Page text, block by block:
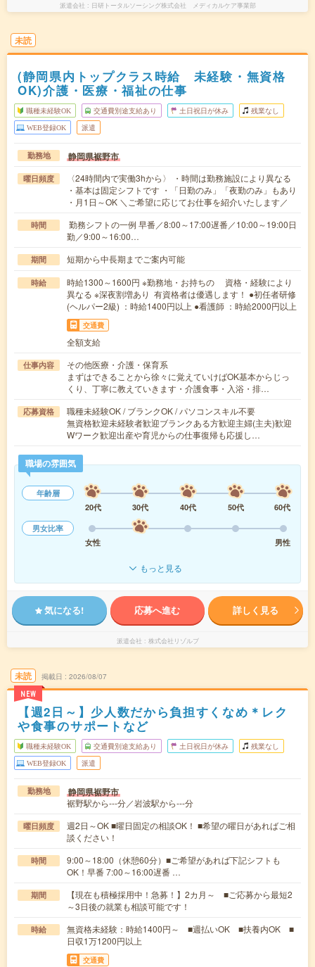
派遣会社 日研トータルソーシング株式会社 メディカルケア事業部
未読
(静岡県内トップクラス時給 未経験・無資格
OK)介護・医療・福祉の仕事
職種未経験OK 交通費別途支給あり 土日祝日が休み 残業なし
WEB登録OK 派遣
勤務地 静岡県裾野市
曜日頻度
〈24時間内で実働3hから〉 ・時間は勤務施設により異なる
・基本は固定シフトです ・「日勤のみ」「夜勤のみ」もあり
・月1日～OK ＼ご希望に応じてお仕事を紹介いたします／
時間
勤務シフトの一例 早番／8:00～17:00遅番／10:00～19:00日
勤／9:00～16:00…
期間 短期から中長期までご案内可能
時給
時給1300～1600円 ※勤務地・お持ちの 資格・経験により
異なる ※深夜割増あり 有資格者は優遇します！ ●初任者研修
(ヘルパー2級) ：時給1400円以上 ●看護師 ：時給2000円以上
交通費
全額支給
仕事内容
その他医療・介護・保育系
まずはできることから徐々に覚えていけばOK基本からじっ
くり、丁寧に教えていきます・介護食事・入浴・排…
応募資格
職種未経験OK / ブランクOK / パソコンスキル不要
無資格歓迎未経験者歓迎ブランクある方歓迎主婦(主夫)歓迎
Wワーク歓迎出産や育児からの仕事復帰も応援し…
職場の雰囲気
年齢層
20代
30代 40代 50代
60代
男女比率
女性
男性
もっと見る
気になる! 応募へ進む 詳しく見る
派遣会社 株式会社リゾルブ
未読
NEW
掲載日 2026/08/07
【週2日～】少人数だから負担すくなめ＊レク
や食事のサポートなど
職種未経験OK 交通費別途支給あり 土日祝日が休み 残業なし
WEB登録OK 派遣
勤務地 静岡県裾野市
裾野駅から---分／岩波駅から---分
曜日頻度
週2日～OK ■曜日固定の相談OK！ ■希望の曜日があればご相
談ください！
時間
9:00～18:00（休憩60分）■ご希望があれば下記シフトも
OK！早番 7:00～16:00遅番 …
期間
【現在も積極採用中！急募！】2カ月～ ■ご応募から最短2
～3日後の就業も相談可能です！
時給
無資格未経験：時給1400円～ ■週払いOK ■扶養内OK ■
日収1万1200円以上
交通費